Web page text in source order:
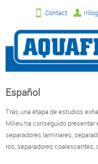
Contact
Español
Tras una etapa de estudios
Milieu ha conseguido
separadores laminares,
ros, separadores coalescentes,